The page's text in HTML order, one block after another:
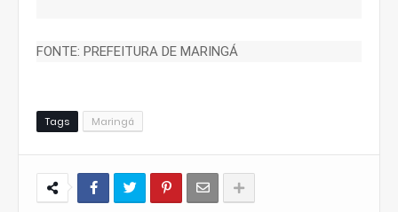
FONTE: PREFEITURA DE MARINGÁ
Tags Maringá